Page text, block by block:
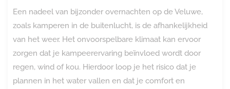
Een nadeel van bijzonder overnachten op de Veluwe,
zoals kamperen in de buitenlucht, is de afhankelijkheid
van het weer. Het onvoorspelbare klimaat kan ervoor
zorgen dat je kampeerervaring beïnvloed wordt door
regen, wind of kou. Hierdoor loop je het risico dat je
plannen in het water vallen en dat je comfort en